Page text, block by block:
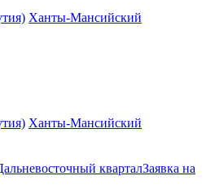
Ханты-Мансийский
Ханты-Мансийский
кварталЗаявка на